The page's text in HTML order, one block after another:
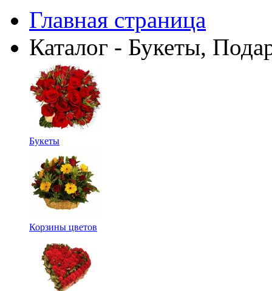
Главная страница
Каталог - Букеты,
Букеты
Корзины цветов